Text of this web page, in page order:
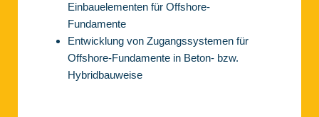
Einbauelementen für Offshore-
Fundamente
Entwicklung von Zugangssystemen für
Offshore-Fundamente in Beton- bzw.
Hybridbauweise